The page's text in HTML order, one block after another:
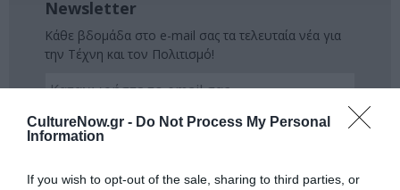
CultureNow.gr - Do Not Process My Personal
Information
If you wish to opt-out of the sale, sharing to third parties, or
Newsletter
Κάθε βδομάδα στο e-mail σας τα τελευταία νέα για
την Τέχνη και τον Πολιτισμό!